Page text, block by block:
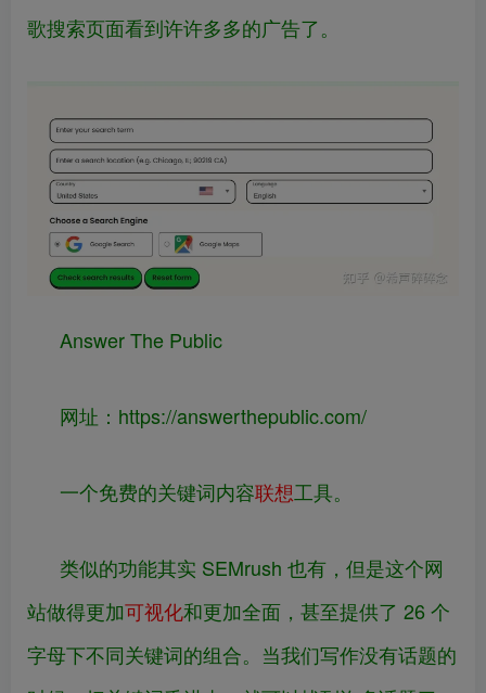
歌搜索页面看到许许多多的广告了。
Answer The Public
网址： https://answerthepublic.com/
一个免费的关键词内容联想工具。
类似的功能其实 SEMrush 也有，但是这个网
站做得更加可视化和更加全面，甚至提供了 26 个
字母下不同关键词的组合。当我们写作没有话题的